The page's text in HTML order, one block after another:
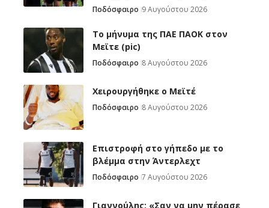
Ποδόσφαιρο 9 Αυγούστου 2026
Το μήνυμα της ΠΑΕ ΠΑΟΚ στον
Μεϊτε (pic)
Ποδόσφαιρο 8 Αυγούστου 2026
Χειρουργήθηκε ο Μεϊτέ
Ποδόσφαιρο 8 Αυγούστου 2026
Επιστροφή στο γήπεδο με το
βλέμμα στην Άντερλεχτ
Ποδόσφαιρο 7 Αυγούστου 2026
Γιαννούλης: «Σαν να μην πέρασε